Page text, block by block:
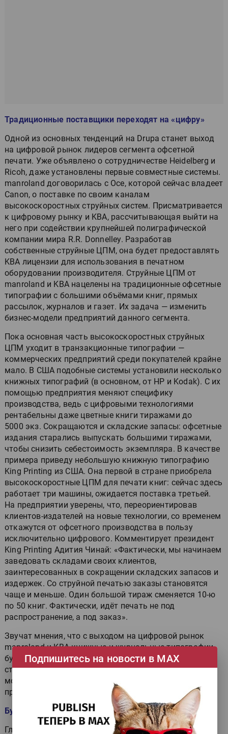
Традиционные поставщики переходят на «цифру»
Одной из основных тенденций на Drupa станет выход
на цифровой рынок лидеров сегмента офсетной
печати. Уже объявлено о сотрудничестве Heidelberg и
Ricoh, даже установлены первые совместные системы.
manroland договорилась с Oce, которой сейчас владеет
Canon, о поставке по своим каналам
высокоскоростных струйных систем. Присматривается
к цифровому рынку и KBA, рассчитывающая выйти на
него при содействии крупнейшей полиграфической
компании мира R.R. Donnelley. Разработав
собственные струйные ЦПМ, она будет предоставлять
KBA лицензии для использования в печатном
оборудовании производителя. Струйные ЦПМ от
manroland и KBA нацелены на традиционные офсетные
типографии с большими объёмами книг, прямых
рассылок, журналов и газет. Их задача — изменить
бизнес-модели предприятий данного сегмента.
Пока основная часть высокоскоростных струйных
ЦПМ уходит в транзакционные типографии —
коммерческих предприятий среди покупателей крайне
мало. В США подобные системы установили несколько
книжных типографий (в основном, от HP и Kodak). С их
помощью предприятия меняют специфику
производства, ведь с цифровыми технологиями
рентабельны даже цветные книги тиражами до
5000 экз. Сокращаются и складские запасы: офсетные
издания старались выпускать большими тиражами,
чтобы снизить себестоимость экземпляра. В качестве
примера приведу небольшую книжную типографию
King Printing из США. Она первой в стране приобрела
высокоскоростные ЦПМ для печати книг: сейчас здесь
работает три машины, ожидается поставка третьей.
На предприятии уверены, что, переориентировав
клиентов-издателей на новые технологии, со временем
откажутся от офсетного производства в пользу
исключительно цифрового. Комментирует президент
King Printing Адития Чинай: «Фактически, мы начинаем
заведовать складами своих клиентов,
заинтересованных в сокращении складских запасов и
издержек. Со струйной печатью заказы становятся
чаще и меньше. Один большой тираж сменяется 10-ю
по 50 книг. Фактически, идёт печать не под
распространение, а под заказ».
Звучат мнения, что с выходом на цифровой рынок
manroland и KBA книжные и журнальные типографии
будут охотнее устанавливать высокоскоростные
струйные ЦПМ, способствуя переориентации бизнес-
моделей заказчиков книжной, журнальной и газетной
продукции.
Будущая ниша офсета
Главное, что нужно понять полиграфистам о новых
Подпишитесь на новости в МАХ